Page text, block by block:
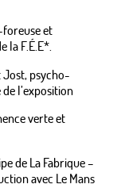
foreuse et
la F.É.E*.
Jost, psycho-
l’exposition
verte et
de La Fabrique –
avec Le Mans